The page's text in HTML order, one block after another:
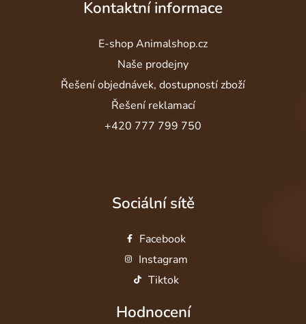
Kontaktní informace
E-shop Animalshop.cz
Naše prodejny
Řešení objednávek, dostupností zboží
Řešení reklamací
+420 777 799 750
Sociální sítě
Facebook
Instagram
Tiktok
Hodnocení